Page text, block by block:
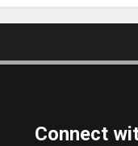
Connect